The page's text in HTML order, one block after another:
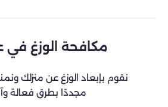
مكافحة الوزغ
نقوم بإبعاد الوزغ عن منزلك
مجددًا بطرق فعالة